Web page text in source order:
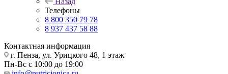
Телефоны
8 800 350 79 78
8 937 437 58 88
Контактная информация
г. Пенза, ул. Урицкого 48, 1 этаж
Пн-Вс с 10:00 до 19:00